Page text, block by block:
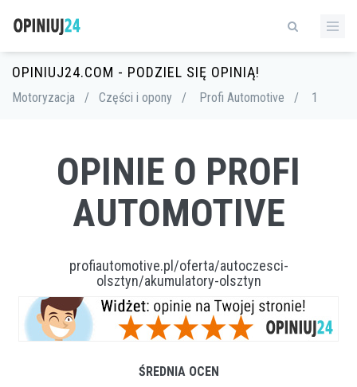
OPINIUJ24.COM - PODZIEL SIĘ OPINIĄ!
Motoryzacja / Części i opony / Profi Automotive / 1
OPINIE O PROFI
AUTOMOTIVE
profiautomotive.pl/oferta/autoczesci-
olsztyn/akumulatory-olsztyn
ŚREDNIA OCEN